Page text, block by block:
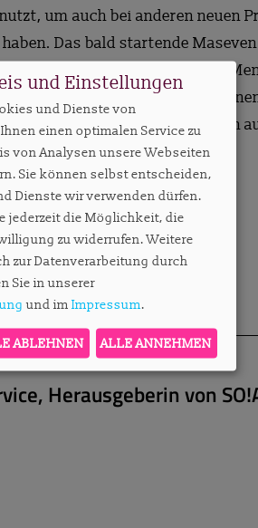
um auch bei anderen neuen
Das bald startende
Hier ist doch eine
Ascott nur leichte
uns in der New-Kids-Session
Herausgeberin von
und Einstellungen
und Dienste von
einen optimalen Service zu
von Analysen unsere Webseiten
Sie können selbst entscheiden,
Dienste wir verwenden dürfen.
jederzeit die Möglichkeit, die
zu widerrufen. Weitere
zur Datenverarbeitung durch
Sie in unserer
und im Impressum.
ABLEHNEN ALLE ANNEHMEN